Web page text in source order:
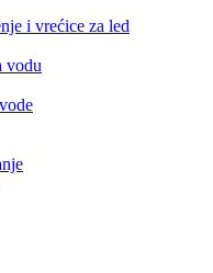
i vrećice za led
vodu